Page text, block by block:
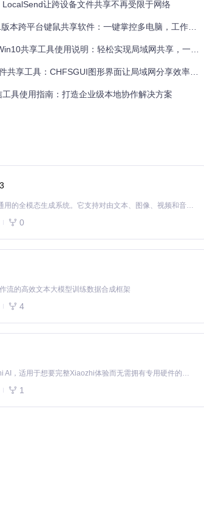
问题。Warpinator的解决方案：
LocalSend让跨设备文件共享不再受限于网络
跨平台键鼠共享软件：一键掌控多电脑，工作效率翻倍
共享工具使用说明：轻松实现局域网共享，一键解决网络故障
享工具：CHFSGUI图形界面让局域网分享效率提升300%
具使用指南：打造企业级本地协作解决方案
MiniMax H3 是一个通用的全模态生成系统。它支持对由文本、图像、视频和音频组成的多模态上下文进行统一理解，并能生成分辨率高达 2K、时长可达 15 秒的带原生立体声音频的视频。得益于面向任务泛化的系统设计，H3 在预训练阶段就已具备广泛的多模态上下文理解与生成能力，能够出色地执行复杂的多模态指令。
0
流的高效文本大模型训练数据合成框架
4
基于Python的Xiaozhi AI，适用于想要完整Xiaozhi体验而无需拥有专用硬件的用户。
1